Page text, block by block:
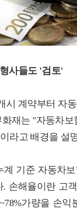
사들도 '검토'
시 계약부터 자
재는 "자동차
라고 배경을 설
기준 자동차
. 손해율이란 고
가량을 손